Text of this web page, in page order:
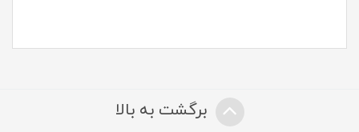
برگشت به بالا